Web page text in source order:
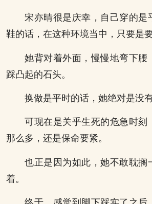
宋亦晴很是庆幸，自己穿的是
鞋的话，在这种环境当中，只要是
她背对着外面，慢慢地弯下腰
踩凸起的石头。
换做是平时的话，她绝对是没
可现在是关乎生死的危急时刻
那么多，还是保命要紧。
也正是因为如此，她不敢耽搁
着。